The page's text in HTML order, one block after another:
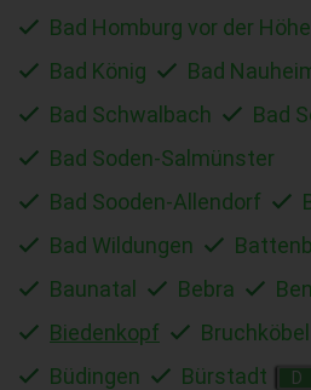
Bad Homburg vor der Höhe
Bad König
Bad
Bad Schwalbach
Bad
Bad Soden-Salmünster
Bad Sooden-Allendorf
Bad Wildungen
Baunatal
Bebra
Biedenkopf
Bruchköbel
Büdingen
Bürstadt D